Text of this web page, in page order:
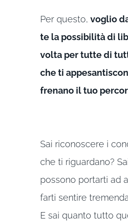
Per questo, voglio
te la possibilità di
volta per tutte di
che ti
frenano il tuo
Sai riconoscere i
che ti riguardano?
possono portarti ad
farti sentire
E sai quanto tutto